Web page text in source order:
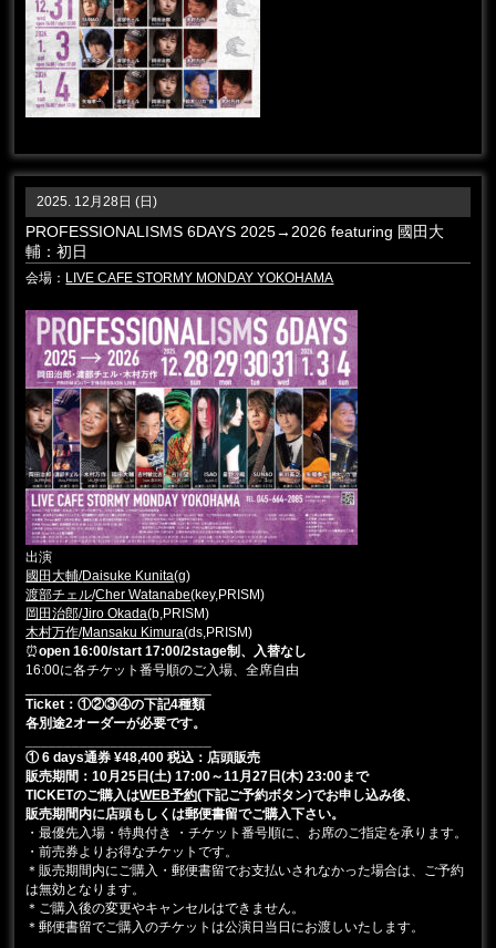
2025. 12月28日 (日)
PROFESSIONALISMS 6DAYS 2025→2026 featuring 國田大
輔：初日
会場： LIVE CAFE STORMY MONDAY YOKOHAMA
出演
國田大輔/Daisuke Kunita(g)
渡部チェル/Cher Watanabe(key,PRISM)
岡田治郎/Jiro Okada(b,PRISM)
木村万作/Mansaku Kimura(ds,PRISM)
⏰open 16:00/start 17:00/2stage制、入替なし
16:00に各チケット番号順のご入場、全席自由
Ticket：①②③④の下記4種類
各別途2オーダーが必要です。
① 6 days通券 ¥48,400 税込：店頭販売
販売期間：10月25日(土) 17:00～11月27日(木) 23:00まで
TICKETのご購入はWEB予約(下記ご予約ボタン)でお申し込み後、
販売期間内に店頭もしくは郵便書留でご購入下さい。
・最優先入場・特典付き ・チケット番号順に、お席のご指定を承ります。
・前売券よりお得なチケットです。
＊販売期間内にご購入・郵便書留でお支払いされなかった場合は、ご予約
は無効となります。
＊ご購入後の変更やキャンセルはできません。
＊郵便書留でご購入のチケットは公演日当日にお渡しいたします。